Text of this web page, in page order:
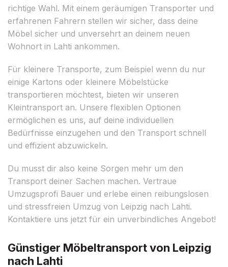
richtige Wahl. Mit einem geräumigen Transporter und
erfahrenen Fahrern stellen wir sicher, dass deine
Möbel sicher und unversehrt an deinem neuen
Wohnort in Lahti ankommen.
Für kleinere Transporte, zum Beispiel wenn du nur
einige Kartons oder kleinere Möbelstücke
transportieren möchtest, bieten wir unseren
Kleintransport an. Unsere flexiblen Optionen
ermöglichen es uns, auf deine individuellen
Bedürfnisse einzugehen und den Transport schnell
und effizient abzuwickeln.
Du musst dir also keine Sorgen mehr um den
Transport deiner Sachen machen. Vertraue
Umzugsprofi Bauer und erlebe einen reibungslosen
und stressfreien Umzug von Leipzig nach Lahti.
Kontaktiere uns jetzt für ein unverbindliches Angebot!
Günstiger Möbeltransport von Leipzig
nach Lahti